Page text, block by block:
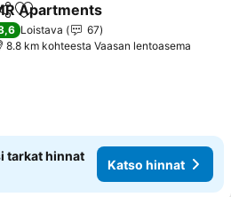
Lisää suosikkeihin
Apartments
Loistava
67
8.8 km kohteesta Vaasan lentoasema
tarkat hinnat
Katso hinnat